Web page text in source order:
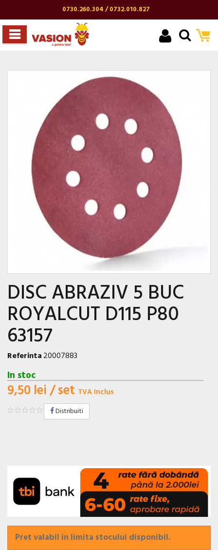
0730.260.304 / 0732.010.827
DISC ABRAZIV 5 BUC
ROYALCUT D115 P80
63157
Referinta20007883
In stoc
9,50 lei/ set TVA Inclus
Distribuiti
Pret valabil in limita stocului disponibil.